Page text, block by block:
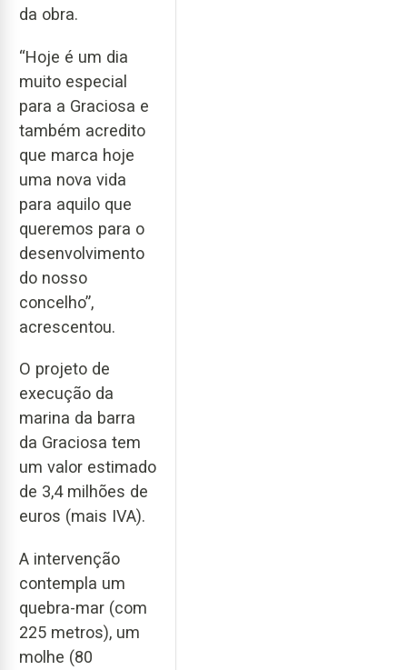
da obra.
“Hoje é um dia
muito especial
para a Graciosa e
também acredito
que marca hoje
uma nova vida
para aquilo que
queremos para o
desenvolvimento
do nosso
concelho”,
acrescentou.
O projeto de
execução da
marina da barra
da Graciosa tem
um valor estimado
de 3,4 milhões de
euros (mais IVA).
A intervenção
contempla um
quebra-mar (com
225 metros), um
molhe (80